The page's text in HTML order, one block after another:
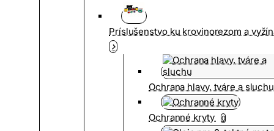
Príslušenstvo ku krovinorezom a
Ochrana hlavy, tváre a sluchu
Ochranné kryty 0